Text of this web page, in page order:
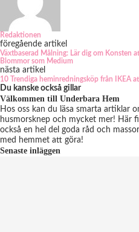
Redaktionen
föregående artikel
Växtbaserad Målning: Lär dig om Konsten
Blommor som Medium
nästa artikel
10 Trendiga heminredningsköp från IKEA
Du kanske också gillar
Välkommen till Underbara Hem
Hos oss kan du läsa smarta artiklar
husmorsknep och mycket mer! Här
också en hel del goda råd och
med hemmet att göra!
Senaste inläggen